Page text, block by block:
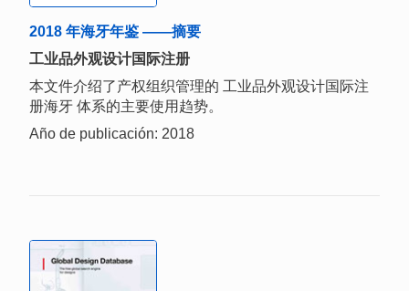
2018 年海牙年鉴 ——摘要
工业品外观设计国际注册
本文件介绍了产权组织管理的 工业品外观设计国际注
册海牙 体系的主要使用趋势。
Año de publicación: 2018